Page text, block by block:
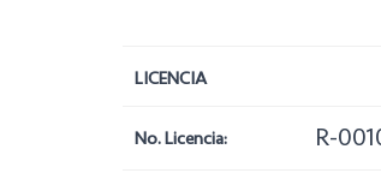
LICENCIA
No. Licencia: R-